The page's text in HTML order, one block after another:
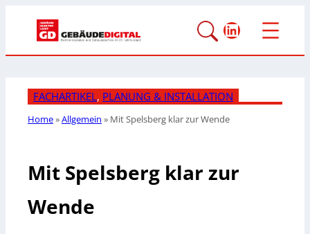
LinkedIn
FACHARTIKEL, PLANUNG & INSTALLATION
Home»Allgemein » Mit Spelsberg klar zur Wende
Mit Spelsberg klar zur
Wende